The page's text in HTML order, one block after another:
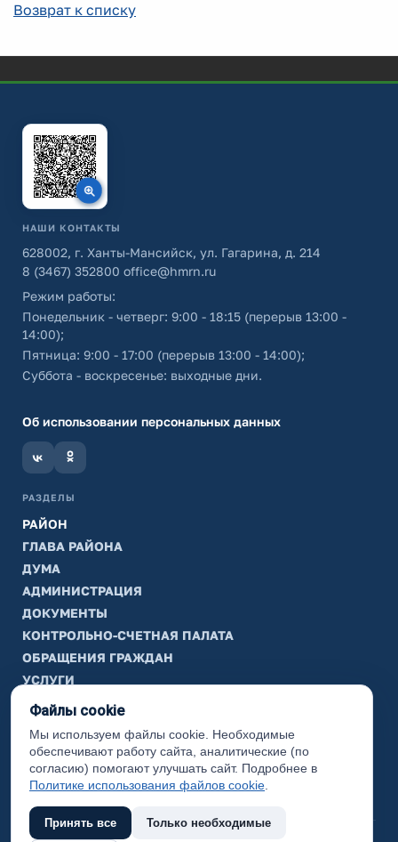
Возврат к списку
НАШИ КОНТАКТЫ
628002, г. Ханты-Мансийск, ул. Гагарина, д. 214
8 (3467) 352800 office@hmrn.ru
Режим работы:
Понедельник - четверг: 9:00 - 18:15 (перерыв 13:00 -
14:00);
Пятница: 9:00 - 17:00 (перерыв 13:00 - 14:00);
Суббота - воскресенье: выходные дни.
Об использовании персональных данных
РАЗДЕЛЫ
РАЙОН
ГЛАВА РАЙОНА
ДУМА
АДМИНИСТРАЦИЯ
ДОКУМЕНТЫ
КОНТРОЛЬНО-СЧЕТНАЯ ПАЛАТА
ОБРАЩЕНИЯ ГРАЖДАН
УСЛУГИ
ТИК
ИНФОРМАЦИЯ
Законодательная карта
Карта сайта
Файлы cookie
Мы используем файлы cookie. Необходимые
обеспечивают работу сайта, аналитические (по
согласию) помогают улучшать сайт. Подробнее в
Политике использования файлов cookie
Принять все Только необходимые